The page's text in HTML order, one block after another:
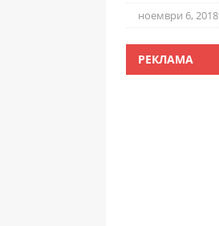
ноември 6, 2018
РЕКЛАМА